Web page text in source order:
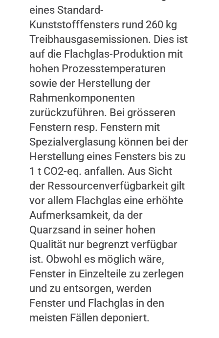
eines Standard-
Kunststofffensters rund 260 kg
Treibhausgasemissionen. Dies ist
auf die Flachglas-Produktion mit
hohen Prozesstemperaturen
sowie der Herstellung der
Rahmenkomponenten
zurückzuführen. Bei grösseren
Fenstern resp. Fenstern mit
Spezialverglasung können bei der
Herstellung eines Fensters bis zu
1 t CO2-eq. anfallen. Aus Sicht
der Ressourcenverfügbarkeit gilt
vor allem Flachglas eine erhöhte
Aufmerksamkeit, da der
Quarzsand in seiner hohen
Qualität nur begrenzt verfügbar
ist. Obwohl es möglich wäre,
Fenster in Einzelteile zu zerlegen
und zu entsorgen, werden
Fenster und Flachglas in den
meisten Fällen deponiert.